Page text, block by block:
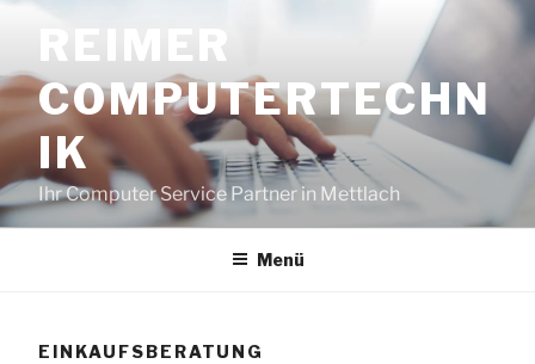
springenREIMER
COMPUTERTECHN
IK
Ihr Computer Service Partner in Mettlach
Menü
EINKAUFSBERATUNG